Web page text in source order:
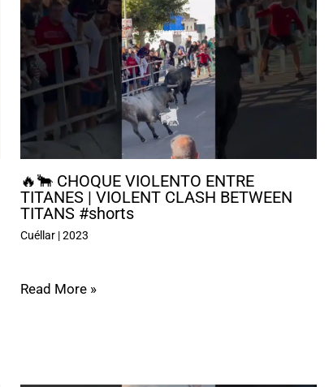
🔥🐂 CHOQUE VIOLENTO ENTRE
TITANES | VIOLENT CLASH BETWEEN
TITANS #shorts
Cuéllar|2023
Read More »